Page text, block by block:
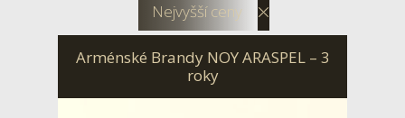
Nejvyšší ceny
Arménské Brandy NOY ARASPEL – 3
roky